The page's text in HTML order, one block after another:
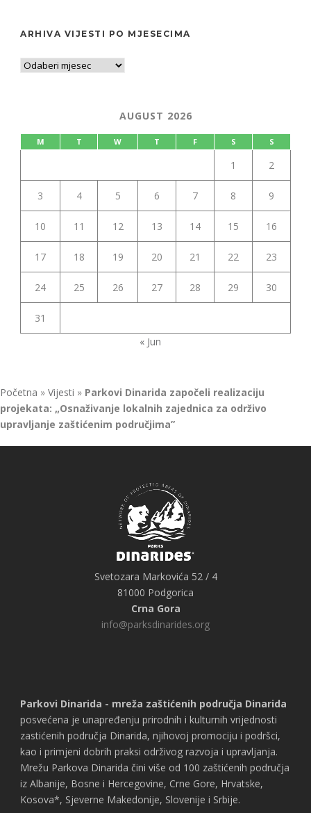
ARHIVA VIJESTI PO MJESECIMA
AUGUST 2026
M T W T F S S
1 2
3 4 5 6 7 8 9
10 11 12 13 14 15 16
17 18 19 20 21 22 23
24 25 26 27 28 29 30
31
« Jun
Početna » Vijesti » Parkovi Dinarida započeli realizaciju
projekata: „Osnaživanje lokalnih zajednica za održivo
upravljanje zaštićenim područjima”
Svetozara Markovića 52 / 4
81000 Podgorica
Crna Gora
info@parksdinarides.org
Parkovi Dinarida - mreža zaštićenih područja Dinarida
posvećena je unapređenju prirodnih i kulturnih vrijednosti
zastićenih područja Dinarida, njihovoj promociju i podršci,
kao i primjeni dobrih praksi održivog razvoja i upravljanja.
Mrežu Parkova Dinarida čini više od 100 zaštićenih područja
iz Albanije, Bosne i Hercegovine, Crne Gore, Hrvatske,
Kosova*, Sjeverne Makedonije, Slovenije i Srbije.